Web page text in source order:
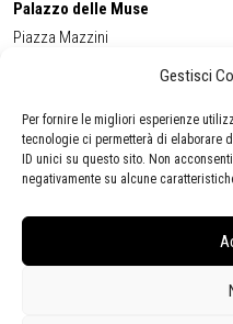
Gestisci
Per fornire le migliori esperienze
tecnologie ci permetterà di elaborare
ID unici su questo sito. Non
negativamente su alcune
Palazzo delle Muse
Piazza Mazzini
Cell:+39 338
Tel:
+39 0584 944580
(orario 09.00/
Email:
Segnalazione di inaccessibilità